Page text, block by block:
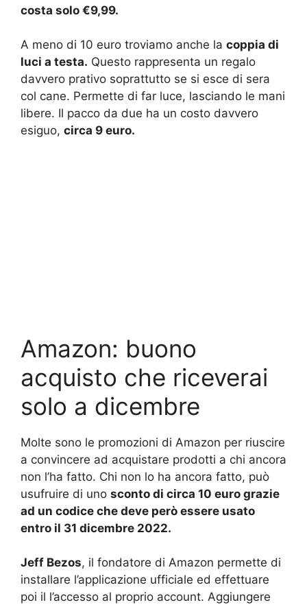
costa solo €9,99.
A meno di 10 euro troviamo anche la coppia di
luci a testa. Questo rappresenta un regalo
davvero prativo soprattutto se si esce di sera
col cane. Permette di far luce, lasciando le mani
libere. Il pacco da due ha un costo davvero
esiguo, circa 9 euro.
Amazon: buono
acquisto che riceverai
solo a dicembre
Molte sono le promozioni di Amazon per riuscire
a convincere ad acquistare prodotti a chi ancora
non l’ha fatto. Chi non lo ha ancora fatto, può
usufruire di uno sconto di circa 10 euro grazie
ad un codice che deve però essere usato
entro il 31 dicembre 2022.
Jeff Bezos, il fondatore di Amazon permette di
installare l’applicazione ufficiale ed effettuare
poi il l’accesso al proprio account. Aggiungere